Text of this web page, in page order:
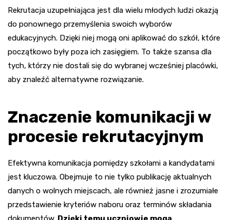
Rekrutacja uzupełniająca jest dla wielu młodych ludzi okazją
do ponownego przemyślenia swoich wyborów
edukacyjnych. Dzięki niej mogą oni aplikować do szkół, które
początkowo były poza ich zasięgiem. To także szansa dla
tych, którzy nie dostali się do wybranej wcześniej placówki,
aby znaleźć alternatywne rozwiązanie.
Znaczenie komunikacji w
procesie rekrutacyjnym
Efektywna komunikacja pomiędzy szkołami a kandydatami
jest kluczowa. Obejmuje to nie tylko publikację aktualnych
danych o wolnych miejscach, ale również jasne i zrozumiałe
przedstawienie kryteriów naboru oraz terminów składania